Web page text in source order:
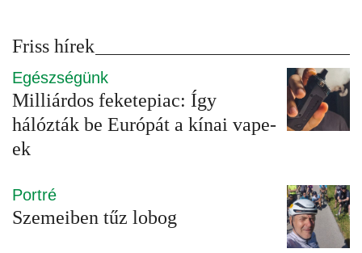
Friss hírek
Egészségünk
Milliárdos feketepiac: Így
hálózták be Európát a kínai vape-
ek
Portré
Szemeiben tűz lobog